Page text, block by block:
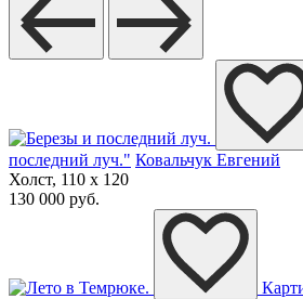
последний луч." Ковальчук Евгений
Холст, 110 x 120
130 000 руб.